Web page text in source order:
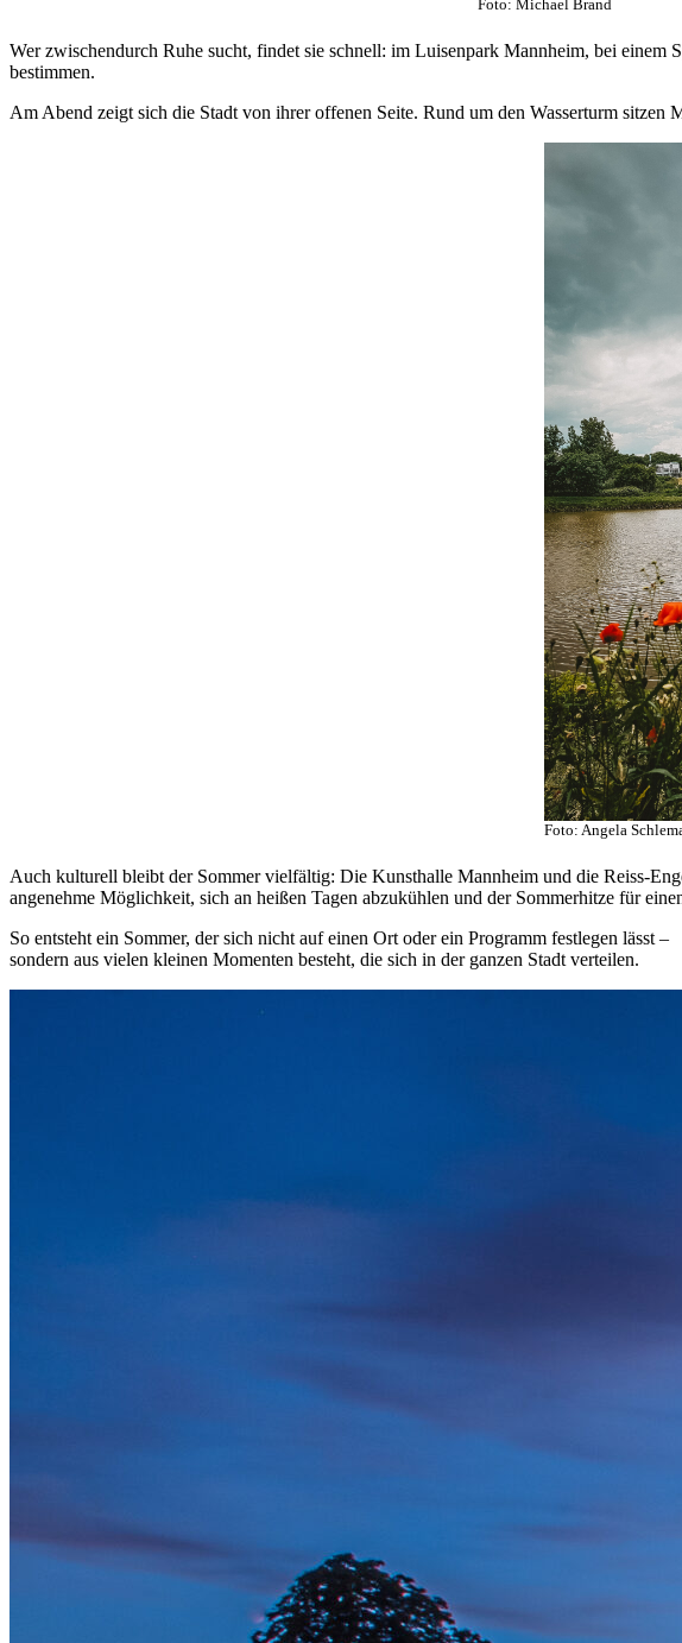
Foto: Michael Brand
Wer zwischendurch Ruhe sucht, findet sie schnell: im Luisenpark Mannheim, bei einem
bestimmen.
Am Abend zeigt sich die Stadt von ihrer offenen Seite. Rund um den Wasserturm
Foto: Angela
Auch kulturell bleibt der Sommer vielfältig: Die Kunsthalle Mannheim und die Reiss-
angenehme Möglichkeit, sich an heißen Tagen abzukühlen und der Sommerhitze für
So entsteht ein Sommer, der sich nicht auf einen Ort oder ein Programm festlegen lässt –
sondern aus vielen kleinen Momenten besteht, die sich in der ganzen Stadt verteilen.